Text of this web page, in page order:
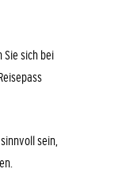
Sie sich bei
sein,